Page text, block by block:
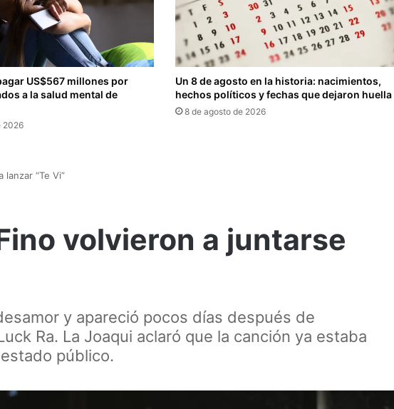
US$567 millones por
a la salud mental de
2026
Un 8 de agosto en la historia: nacimientos,
hechos políticos y fechas que dejaron huella
8 de agosto de 2026